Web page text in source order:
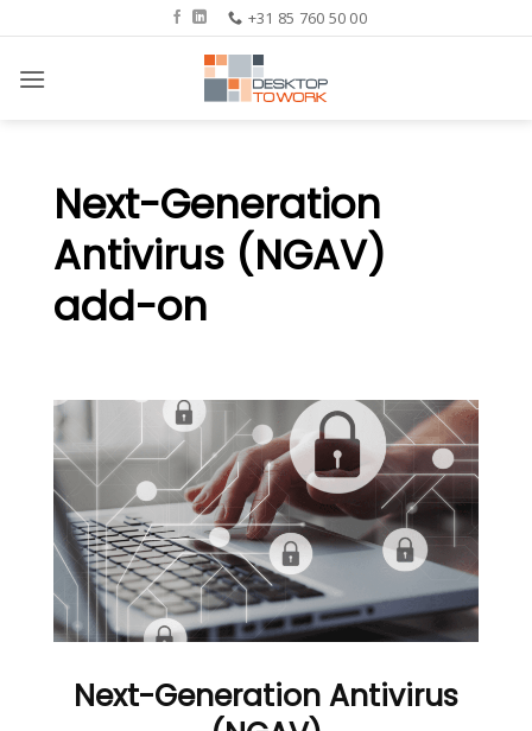
naar
inhoud
+31 85 760 50 00
Next-Generation
Antivirus (NGAV)
add-on
Next-Generation Antivirus